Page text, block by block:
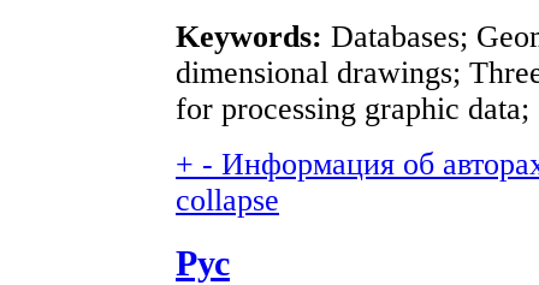
Keywords: Databases;
dimensional drawings;
for processing graphic
+ - Информация об
collapse
Рус